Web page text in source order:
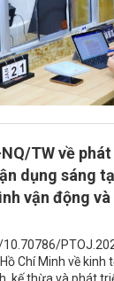
TW về
dụng sáng
vận động
Chí Minh về kinh
kế thừa và phát